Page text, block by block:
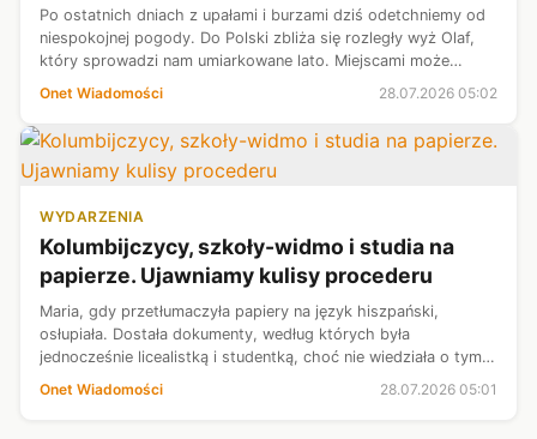
Po ostatnich dniach z upałami i burzami dziś odetchniemy od
niespokojnej pogody. Do Polski zbliża się rozległy wyż Olaf,
który sprowadzi nam umiarkowane lato. Miejscami może
jeszcze padać, ale coraz słabiej i nie powinno brakować
Onet Wiadomości 28.07.2026 05:02
WYDARZENIA
Kolumbijczycy, szkoły-widmo i studia na
papierze. Ujawniamy kulisy procederu
Maria, gdy przetłumaczyła papiery na język hiszpański,
osłupiała. Dostała dokumenty, według których była
jednocześnie licealistką i studentką, choć nie wiedziała o tym.
W Polsce działają szkoły, które teoretycznie kształcą setki
Onet Wiadomości 28.07.2026 05:01